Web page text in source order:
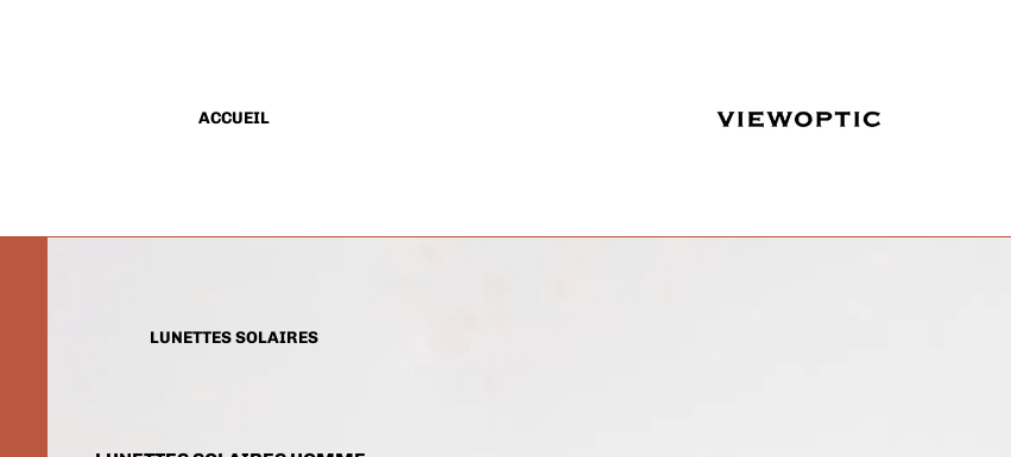
ACCUEIL
LUNETTES SOLAIRES